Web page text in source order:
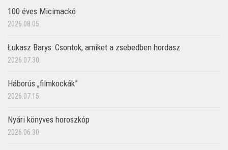
100 éves Micimackó
2026.08.05.
Łukasz Barys: Csontok, amiket a zsebedben hordasz
2026.07.30.
Háborús „filmkockák”
2026.07.15.
Nyári könyves horoszkóp
2026.06.30.